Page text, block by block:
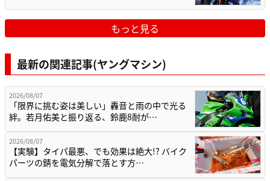
もっと見る
最新の関連記事(ヤングマシン)
2026/08/07
「限界に挑む姿は美しい」轟音と雨の中で光る
絆。若月佑美と振り返る、鈴鹿8耐が…
2026/08/07
【実験】タイパ最悪、でも効果は絶大!? バイク
パーツの錆を電気分解で落とす方…